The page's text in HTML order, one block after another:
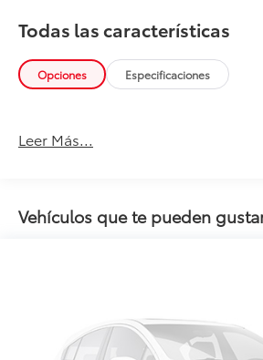
Todas las características
Opciones Especificaciones
Leer Más...
Vehículos que te pueden